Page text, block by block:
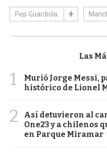
Pep Guardiola.
Las
1
Murió Jorge Messi,
histórico de Lionel
2
Así detuvieron al
One23 y a chilenos
en Parque Miramar